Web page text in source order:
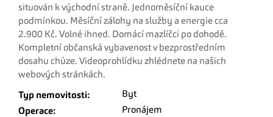
situován k východní straně. Jednoměsíční kauce
podmínkou. Měsíční zálohy na služby a energie cca
2.900 Kč. Volné ihned. Domácí mazlíčci po dohodě.
Kompletní občanská vybavenost v bezprostředním
dosahu chůze. Videoprohlídku zhlédnete na našich
webových stránkách.
Typ nemovitosti:
Byt
Operace:
Pronájem